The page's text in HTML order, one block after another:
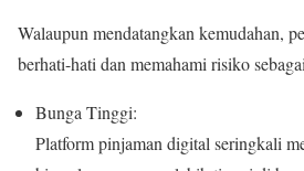
Walaupun mendatangkan kemudahan,
berhati-hati dan memahami risiko
Bunga Tinggi:
Platform pinjaman digital seringkali